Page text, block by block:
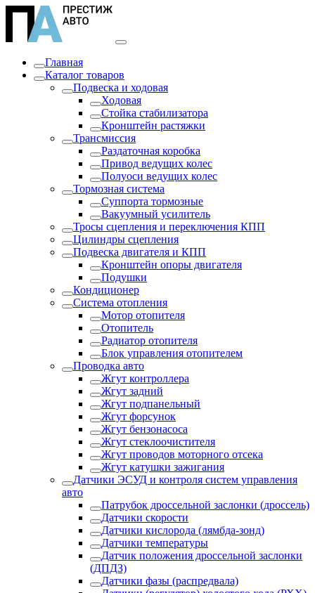
Главная
Каталог товаров
Подвеска и ходовая
Ходовая
Стойка стабилизатора
Кронштейн растяжки
Трансмиссия
Раздаточная коробка
Привод ведущих колес
Полуоси ведущих колес
Тормозная система
Суппорта тормозные
Вакуумный усилитель
Тросы сцепления и переключения КПП
Цилиндры сцепления
Подвеска двигателя и КПП
Кронштейн опоры двигателя
Подушки
Кондиционер
Система отопления
Мотор отопителя
Отопитель
Радиатор отопителя
Блок управления отопителем
Проводка авто
Жгут контроллера
Жгут задний
Жгут подпанельный
Жгут форсунок
Жгут бензонасоса
Жгут стеклоочистителя
Жгут проводов моторного отсека
Жгут катушки зажигания
Датчики ЭСУД и контроля систем управления
авто
Патрубок дроссельной заслонки (дроссель)
Датчики скорости
Датчики кислорода (лямбда-зонд)
Датчики температуры
Датчик положения дроссельной заслонки
(ДПДЗ)
Датчики фазы (распредвала)